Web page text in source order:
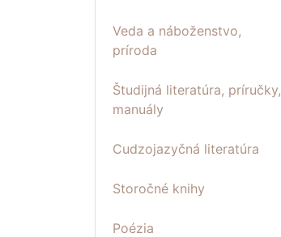
Veda a náboženstvo,
príroda
Študijná literatúra, príručky,
manuály
Cudzojazyčná literatúra
Storočné knihy
Poézia